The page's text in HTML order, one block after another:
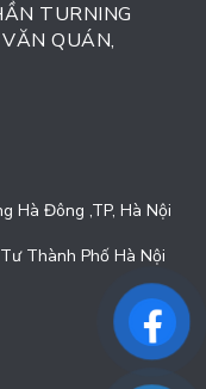
TURNING
QUÁN,
Hà Đông ,TP, Hà Nội
Thành Phố Hà Nội